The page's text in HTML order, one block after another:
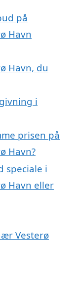
på
Havn
Havn, du
i
prisen på
Havn?
speciale i
Havn eller
Vesterø